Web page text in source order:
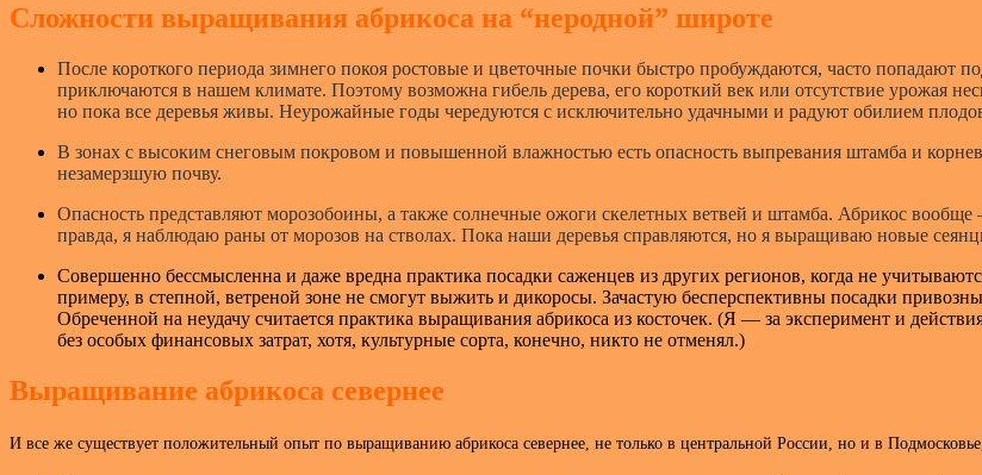
Сложности выращивания абрикоса на “неродной” широте
После короткого периода зимнего покоя ростовые и цветочные почки быстро пробуждаются, часто попадают
приключаются в нашем климате. Поэтому возможна гибель дерева, его короткий век или отсутствие урожая
но пока все деревья живы. Неурожайные годы чередуются с исключительно удачными и радуют обилием
В зонах с высоким снеговым покровом и повышенной влажностью есть опасность выпревания штамба и
незамерзшую почву.
Опасность представляют морозобоины, а также солнечные ожоги скелетных ветвей и штамба. Абрикос
правда, я наблюдаю раны от морозов на стволах. Пока наши деревья справляются, но я выращиваю новые
Совершенно бессмысленна и даже вредна практика посадки саженцев из других регионов, когда не
примеру, в степной, ветреной зоне не смогут выжить и дикоросы. Зачастую бесперспективны посадки
Обреченной на неудачу считается практика выращивания абрикоса из косточек. (Я — за эксперимент и
без особых финансовых затрат, хотя, культурные сорта, конечно, никто не отменял.)
Выращивание абрикоса севернее
И все же существует положительный опыт по выращиванию абрикоса севернее, не только в центральной России, но и в